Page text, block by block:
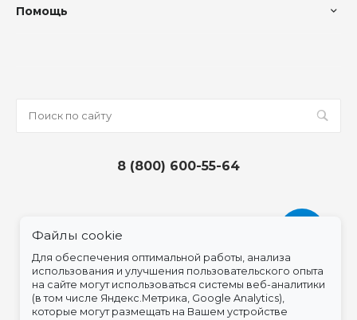
Помощь
8 (800) 600-55-64
© 2026 Epatagik, Все права защищены
Файлы cookie
Для обеспечения оптимальной работы, анализа
использования и улучшения пользовательского опыта
на сайте могут использоваться системы веб-аналитики
(в том числе Яндекс.Метрика, Google Analytics),
которые могут размещать на Вашем устройстве